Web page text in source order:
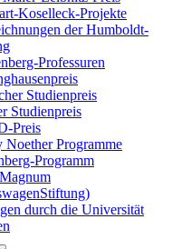
Koselleck-Projekte
der Humboldt-
Professuren
Studienpreis
Studienpreis
Preis
Noether Programme
Programm
durch die Universität